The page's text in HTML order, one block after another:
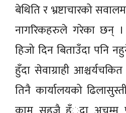
बेथिति र भ्रष्टाचारको
नागरिकहरुले गरेका छन् ।
हिजो दिन बिताउँदा पनि
हुँदा सेवाग्राही
तिनै कार्यालयको